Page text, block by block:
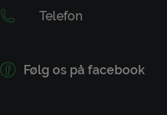
Telefon
Følg os på facebook